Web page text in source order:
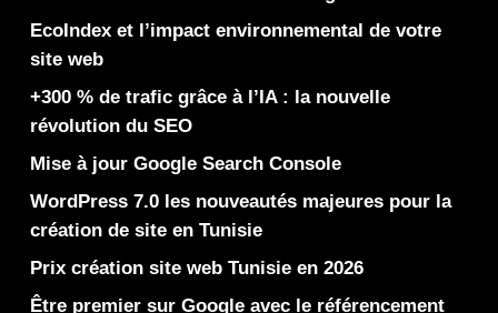
EcoIndex et l’impact environnemental de votre
site web
+300 % de trafic grâce à l’IA : la nouvelle
révolution du SEO
Mise à jour Google Search Console
WordPress 7.0 les nouveautés majeures pour la
création de site en Tunisie
Prix création site web Tunisie en 2026
Être premier sur Google avec le référencement